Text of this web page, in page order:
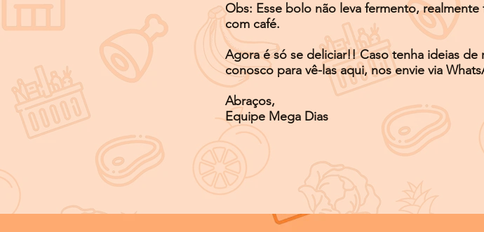
Obs: Esse bolo não leva fermento,
com café.
Agora é só se deliciar!! Caso tenha ideias de
conosco para vê-las aqui, nos envie via
Abraços,
Equipe Mega Dias